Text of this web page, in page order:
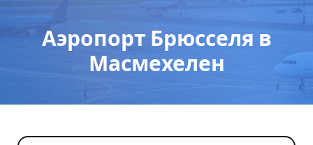
Аэропорт Брюсселя в
Масмехелен